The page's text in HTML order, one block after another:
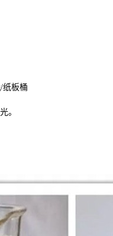
纸板桶
。